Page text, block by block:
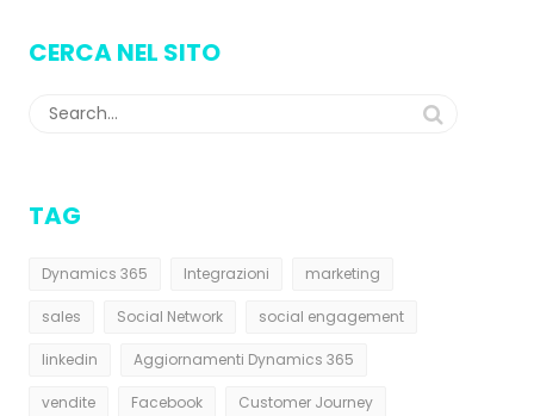
CERCA NEL SITO
TAG
Dynamics 365 Integrazioni marketing
sales Social Network social engagement
linkedin Aggiornamenti Dynamics 365
vendite Facebook Customer Journey